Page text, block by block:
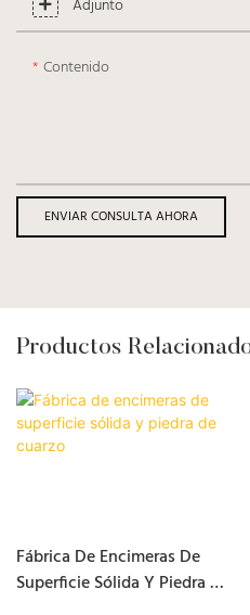
Adjunto
Contenido
ENVIAR CONSULTA AHORA
Productos
Fábrica De Encimeras De
Superficie Sólida Y Piedra De